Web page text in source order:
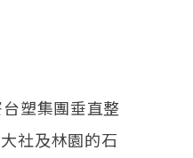
塑集團垂直整
社及林園的石